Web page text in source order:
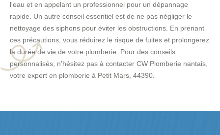
l'eau et en appelant un professionnel pour un dépannage
rapide. Un autre conseil essentiel est de ne pas négliger le
nettoyage des siphons pour éviter les obstructions. En prenant
ces précautions, vous réduirez le risque de fuites et prolongerez
la durée de vie de votre plomberie. Pour des conseils
personnalisés, n'hésitez pas à contacter CW Plomberie nantais,
votre expert en plomberie à Petit Mars, 44390.